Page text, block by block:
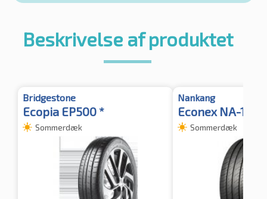
Beskrivelse af produktet
Bridgestone
Ecopia EP500 *
Sommerdæk
Nankang
Econex NA-1
Sommerdæk